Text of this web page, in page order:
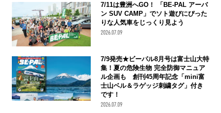
7/11は豊洲へGO！ 「BE-PAL アーバ
ン SUV CAMP」でソト遊びにぴった
りな人気車をじっくり見よう
2026.07.09
7/9発売★ビーパル8月号は富士山大特
集！夏の危険生物 完全防御マニュア
ル企画も 創刊45周年記念「mini富
士山ベル＆ラゲッジ刺繍タグ」付き
です！
2026.07.09